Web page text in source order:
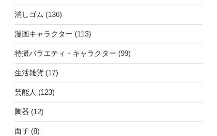
消しゴム (136)
漫画キャラクター (113)
特撮バラエティ・キャラクター (99)
生活雑貨 (17)
芸能人 (123)
陶器 (12)
面子 (8)